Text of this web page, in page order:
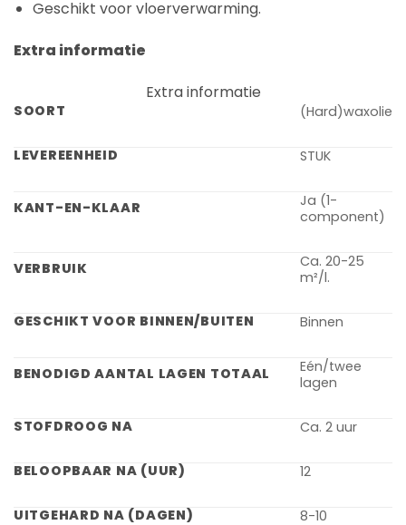
Geschikt voor vloerverwarming.
Extra informatie
Extra informatie
SOORT (Hard)waxolie
LEVEREENHEID STUK
KANT-EN-KLAAR
Ja (1-
component)
VERBRUIK
Ca. 20-25
m²/l.
GESCHIKT VOOR BINNEN/BUITEN Binnen
BENODIGD AANTAL LAGEN TOTAAL
Eén/twee
lagen
STOFDROOG NA Ca. 2 uur
BELOOPBAAR NA (UUR) 12
UITGEHARD NA (DAGEN) 8-10